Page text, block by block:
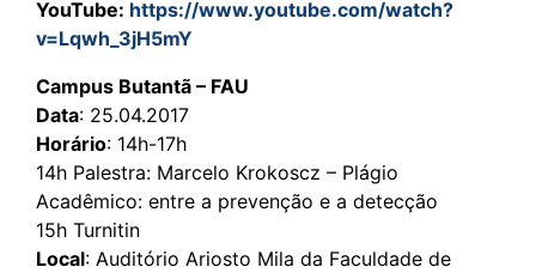
YouTube: https://www.youtube.com/watch?
v=Lqwh_3jH5mY
Campus Butantã – FAU
Data: 25.04.2017
Horário: 14h-17h
14h Palestra: Marcelo Krokoscz – Plágio
Acadêmico: entre a prevenção e a detecção
15h Turnitin
Local: Auditório Ariosto Mila da Faculdade de